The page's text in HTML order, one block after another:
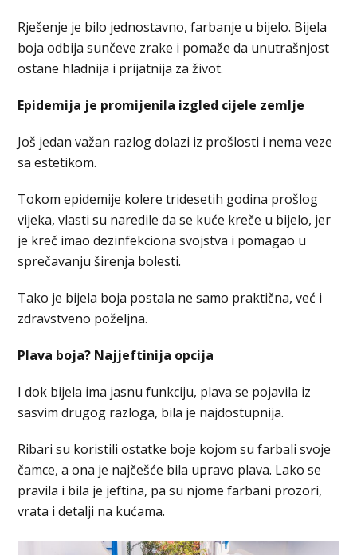
Rješenje je bilo jednostavno, farbanje u bijelo. Bijela
boja odbija sunčeve zrake i pomaže da unutrašnjost
ostane hladnija i prijatnija za život.
Epidemija je promijenila izgled cijele zemlje
Još jedan važan razlog dolazi iz prošlosti i nema veze
sa estetikom.
Tokom epidemije kolere tridesetih godina prošlog
vijeka, vlasti su naredile da se kuće kreče u bijelo, jer
je kreč imao dezinfekciona svojstva i pomagao u
sprečavanju širenja bolesti.
Tako je bijela boja postala ne samo praktična, već i
zdravstveno poželjna.
Plava boja? Najjeftinija opcija
I dok bijela ima jasnu funkciju, plava se pojavila iz
sasvim drugog razloga, bila je najdostupnija.
Ribari su koristili ostatke boje kojom su farbali svoje
čamce, a ona je najčešće bila upravo plava. Lako se
pravila i bila je jeftina, pa su njome farbani prozori,
vrata i detalji na kućama.